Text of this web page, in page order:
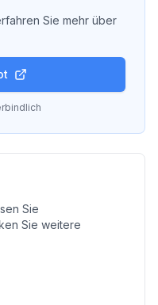
Sie mehr über
Sie
Sie weitere